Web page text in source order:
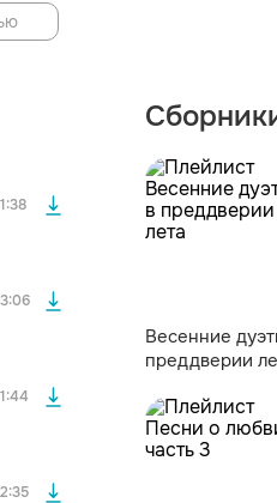
Весенние
преддверии